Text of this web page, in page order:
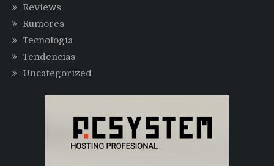
Reviews
Rumores
Tecnología
Tendencias
Uncategorized